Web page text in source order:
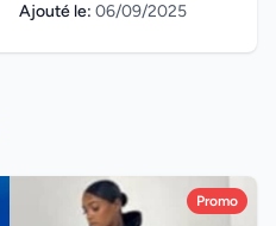
Ajouté le: 06/09/2025
Promo